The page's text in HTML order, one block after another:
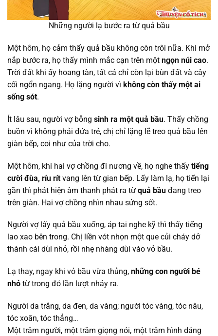
Những người lạ bước ra từ quả bầu
Một hôm, họ cảm thấy quả bầu không còn trôi nữa. Khi mở
nắp bước ra, họ thấy mình mắc cạn trên một ngọn núi cao.
Trời đất khi ấy hoang tàn, tất cả chỉ còn lại bùn đất và cây
cối ngổn ngang. Họ lặng người vì không còn thấy một ai
sống sót.
Ít lâu sau, người vợ bỗng sinh ra một quả bầu. Thấy chồng
buồn vì không phải đứa trẻ, chị chỉ lặng lẽ treo quả bầu lên
giàn bếp, coi như của trời cho.
Một hôm, khi hai vợ chồng đi nương về, họ nghe thấy tiếng
cười đùa, ríu rít vang lên từ gian bếp. Lấy làm lạ, họ tiến lại
gần thì phát hiện âm thanh phát ra từ quả bầu đang treo
trên giàn. Hai vợ chồng nhìn nhau sửng sốt.
Người vợ lấy quả bầu xuống, áp tai nghe kỹ thì thấy tiếng
lao xao bên trong. Chị liền vót nhọn một que củi cháy dở
thành cái dùi nhỏ, rồi nhẹ nhàng dùi vào vỏ bầu.
Lạ thay, ngay khi vỏ bầu vừa thủng, những con người bé
nhỏ từ trong đó lần lượt nhảy ra.
Người da trắng, da đen, da vàng; người tóc vàng, tóc nâu,
tóc xoăn, tóc thẳng…
Một trăm người, một trăm giọng nói, một trăm hình dáng